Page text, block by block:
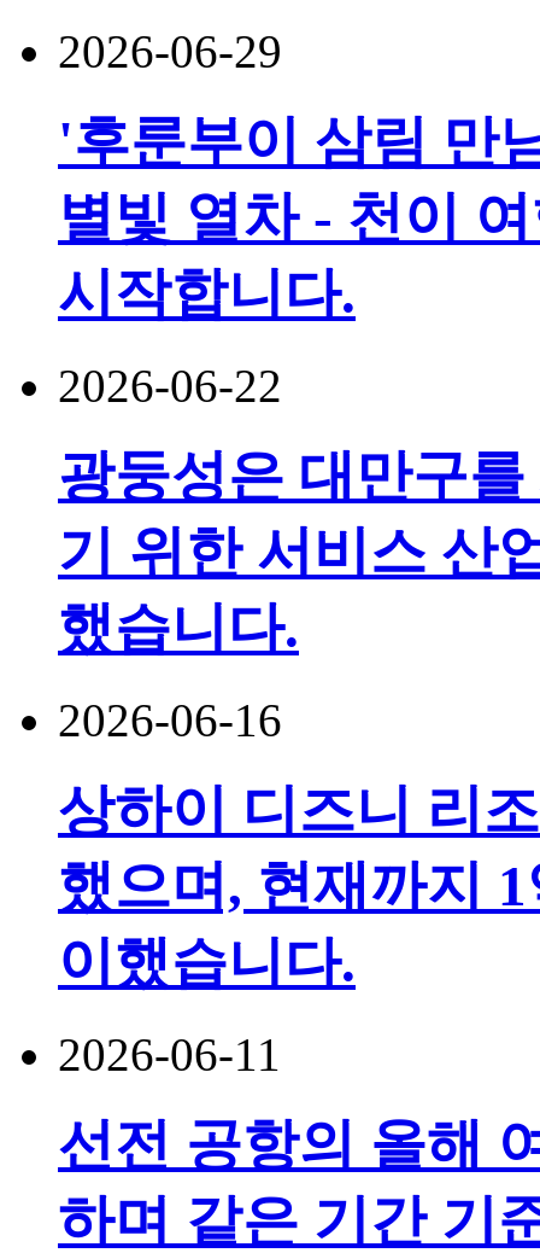
2026-06-29
'후룬부이 삼림 만
별빛 열차 - 천이
시작합니다.
2026-06-22
광둥성은 대만구
기 위한 서비스 산
했습니다.
2026-06-16
상하이 디즈니 리
했으며, 현재까지
이했습니다.
2026-06-11
선전 공항의 올해
하며 같은 기간 기